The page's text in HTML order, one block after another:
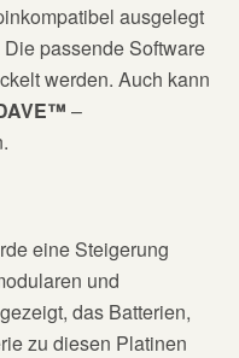
ausgelegt
passende Software
werden. Auch kann
–
eine Steigerung
und
das Batterien,
zu diesen Platinen